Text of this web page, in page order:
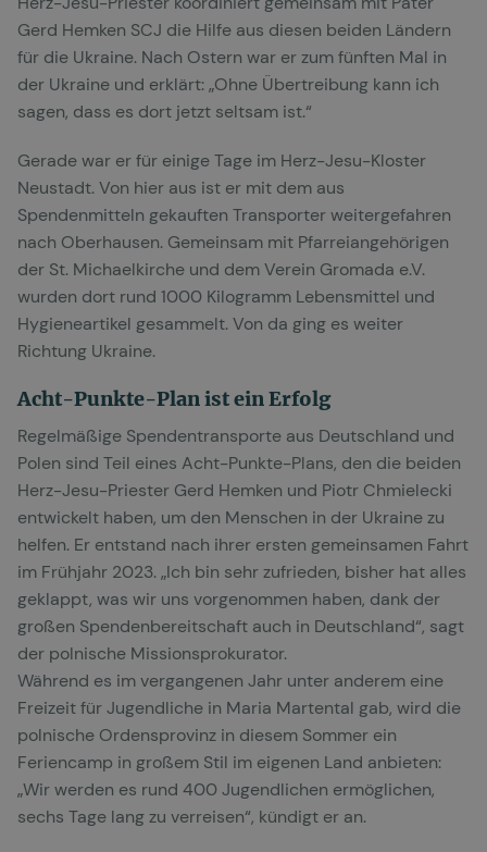
Gerd Hemken SCJ die Hilfe aus diesen beiden Ländern
für die Ukraine. Nach Ostern war er zum fünften Mal in
der Ukraine und erklärt: „Ohne Übertreibung kann ich
sagen, dass es dort jetzt seltsam ist.“
Gerade war er für einige Tage im Herz-Jesu-Kloster
Neustadt. Von hier aus ist er mit dem aus
Spendenmitteln gekauften Transporter weitergefahren
nach Oberhausen. Gemeinsam mit Pfarreiangehörigen
der St. Michaelkirche und dem Verein Gromada e.V.
wurden dort rund 1000 Kilogramm Lebensmittel und
Hygieneartikel gesammelt. Von da ging es weiter
Richtung Ukraine.
Acht-Punkte-Plan ist ein Erfolg
Regelmäßige Spendentransporte aus Deutschland und
Polen sind Teil eines Acht-Punkte-Plans, den die beiden
Herz-Jesu-Priester Gerd Hemken und Piotr Chmielecki
entwickelt haben, um den Menschen in der Ukraine zu
helfen. Er entstand nach ihrer ersten gemeinsamen Fahrt
im Frühjahr 2023. „Ich bin sehr zufrieden, bisher hat alles
geklappt, was wir uns vorgenommen haben, dank der
großen Spendenbereitschaft auch in Deutschland“, sagt
der polnische Missionsprokurator.
Während es im vergangenen Jahr unter anderem eine
Freizeit für Jugendliche in Maria Martental gab, wird die
polnische Ordensprovinz in diesem Sommer ein
Feriencamp in großem Stil im eigenen Land anbieten:
„Wir werden es rund 400 Jugendlichen ermöglichen,
sechs Tage lang zu verreisen“, kündigt er an.